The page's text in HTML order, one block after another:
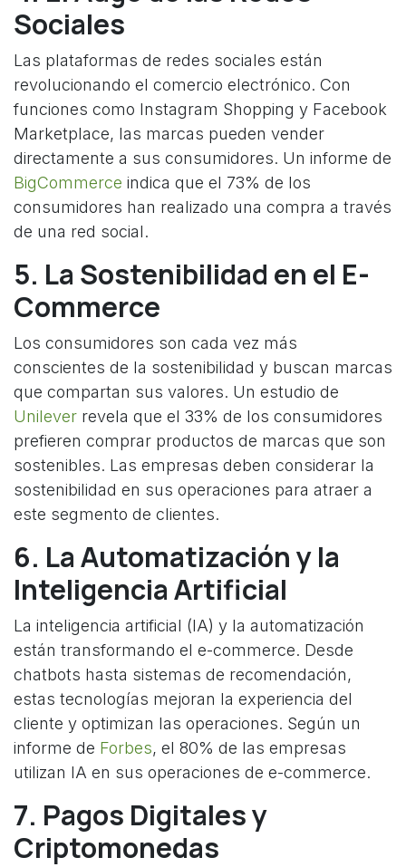
Sociales
Las plataformas de redes sociales están
revolucionando el comercio electrónico. Con
funciones como Instagram Shopping y Facebook
Marketplace, las marcas pueden vender
directamente a sus consumidores. Un informe de
BigCommerce indica que el 73% de los
consumidores han realizado una compra a través
de una red social.
5. La Sostenibilidad en el E-
Commerce
Los consumidores son cada vez más
conscientes de la sostenibilidad y buscan marcas
que compartan sus valores. Un estudio de
Unilever revela que el 33% de los consumidores
prefieren comprar productos de marcas que son
sostenibles. Las empresas deben considerar la
sostenibilidad en sus operaciones para atraer a
este segmento de clientes.
6. La Automatización y la
Inteligencia Artificial
La inteligencia artificial (IA) y la automatización
están transformando el e-commerce. Desde
chatbots hasta sistemas de recomendación,
estas tecnologías mejoran la experiencia del
cliente y optimizan las operaciones. Según un
informe de Forbes, el 80% de las empresas
utilizan IA en sus operaciones de e-commerce.
7. Pagos Digitales y
Criptomonedas